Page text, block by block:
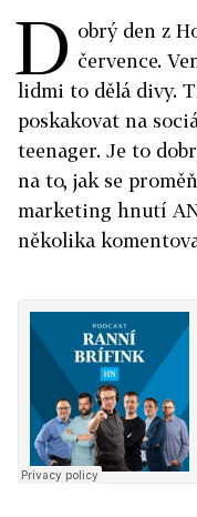
D obrý den z
července.
lidmi to dělá divy.
poskakovat na
teenager. Je to
na to, jak se
marketing hnutí
několika